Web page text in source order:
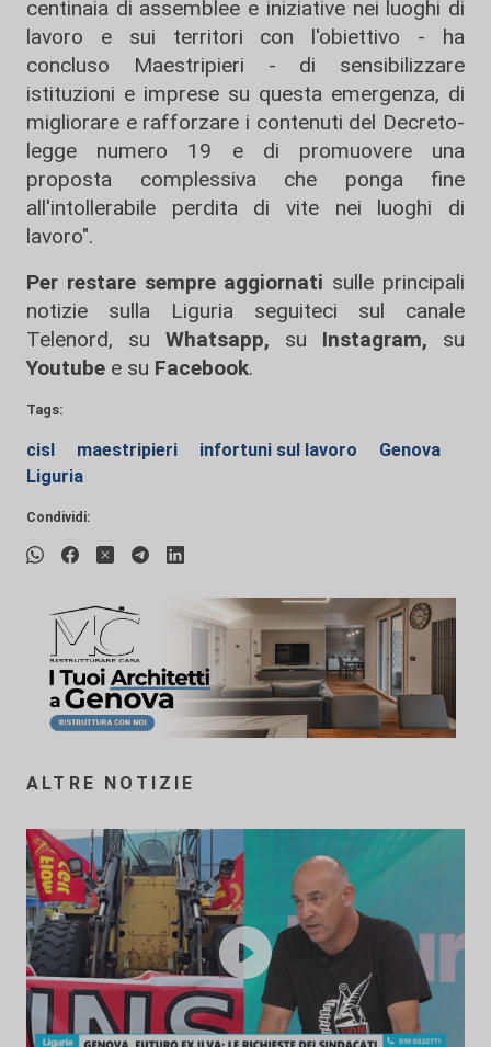
centinaia di assemblee e iniziative nei luoghi di
lavoro e sui territori con l'obiettivo - ha
concluso Maestripieri - di sensibilizzare
istituzioni e imprese su questa emergenza, di
migliorare e rafforzare i contenuti del Decreto-
legge numero 19 e di promuovere una
proposta complessiva che ponga fine
all'intollerabile perdita di vite nei luoghi di
lavoro".
Per restare sempre aggiornati sulle principali
notizie sulla Liguria seguiteci sul canale
Telenord, su
Whatsapp, su Instagram, su
Youtube e su Facebook.
Tags:
cisl maestripieri infortuni sul lavoro
Genova
Liguria
Condividi:
ALTRE NOTIZIE